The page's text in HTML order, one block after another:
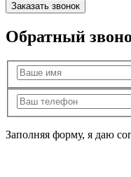
Заказать звонок
Обратный
Заполняя форму, я даю